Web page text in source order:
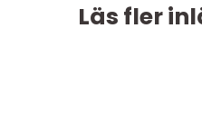
Läs fler